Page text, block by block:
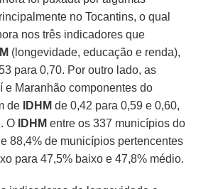
no Tocantins, o qual
nos três indicadores que
(longevidade, educação e renda),
para 0,70. Por outro lado, as
e Maranhão componentes do
de IDHM de 0,42 para 0,59 e 0,60,
O
IDHM entre os 337 municípios do
88,4% de municípios pertencentes
para 47,5% baixo e 47,8% médio.